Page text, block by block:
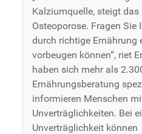
Kalziumquelle, steigt
Osteoporose. Fragen Sie
durch richtige Ernährung
vorbeugen können“, riet
haben sich mehr als
Ernährungsberatung
informieren Menschen
Unverträglichkeiten. Bei
Unverträglichkeit können